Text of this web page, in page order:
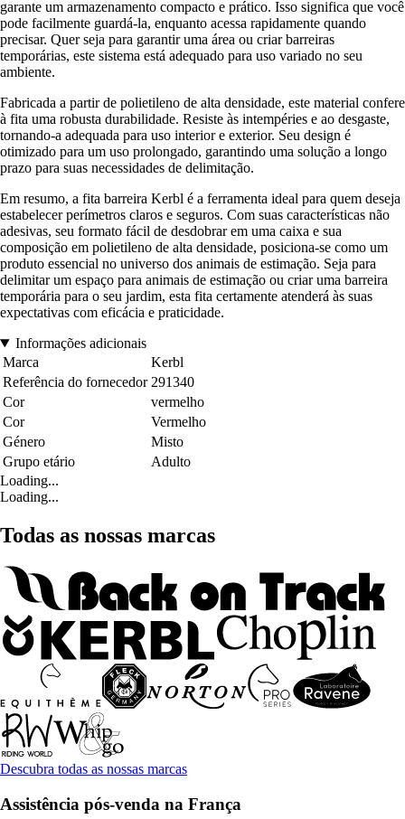
garante um armazenamento compacto e prático. Isso significa que você
pode facilmente guardá-la, enquanto acessa rapidamente quando
precisar. Quer seja para garantir uma área ou criar barreiras
temporárias, este sistema está adequado para uso variado no seu
ambiente.
Fabricada a partir de polietileno de alta densidade, este material confere
à fita uma robusta durabilidade. Resiste às intempéries e ao desgaste,
tornando-a adequada para uso interior e exterior. Seu design é
otimizado para um uso prolongado, garantindo uma solução a longo
prazo para suas necessidades de delimitação.
Em resumo, a fita barreira Kerbl é a ferramenta ideal para quem deseja
estabelecer perímetros claros e seguros. Com suas características não
adesivas, seu formato fácil de desdobrar em uma caixa e sua
composição em polietileno de alta densidade, posiciona-se como um
produto essencial no universo dos animais de estimação. Seja para
delimitar um espaço para animais de estimação ou criar uma barreira
temporária para o seu jardim, esta fita certamente atenderá às suas
expectativas com eficácia e praticidade.
Informações adicionais
Marca
Kerbl
Referência do fornecedor 291340
Cor
vermelho
Cor
Vermelho
Género
Misto
Grupo etário
Adulto
Loading...
Loading...
Todas as nossas marcas
Descubra todas as nossas marcas
Assistência pós-venda na França